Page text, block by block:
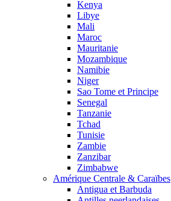
Kenya
Libye
Mali
Maroc
Mauritanie
Mozambique
Namibie
Niger
Sao Tome et Principe
Senegal
Tanzanie
Tchad
Tunisie
Zambie
Zanzibar
Zimbabwe
Amérique Centrale & Caraïbes
Antigua et Barbuda